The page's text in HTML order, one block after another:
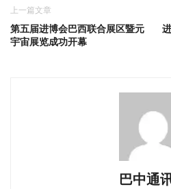
上一篇文章
第五届进博会巴西联合展区暨元
宇宙展览成功开幕
巴中通